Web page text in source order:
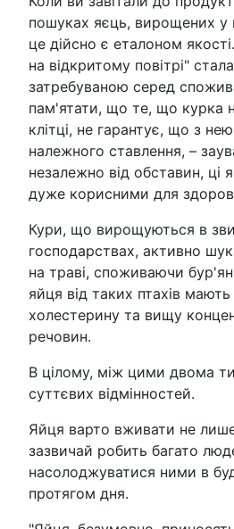
пошуках яєць, вирощених у
це дійсно є еталоном
на відкритому повітрі"
затребуваною серед
пам'ятати, що те, що курка
клітці, не гарантує, що з
належного ставлення, –
незалежно від обставин, ці
дуже корисними для
Кури, що вирощуються в
господарствах, активно
на траві, споживаючи
яйця від таких птахів
холестерину та вищу
речовин.
В цілому, між цими двома
суттєвих відмінностей.
Яйця варто вживати не
зазвичай робить багато
насолоджуватися ними в
протягом дня.